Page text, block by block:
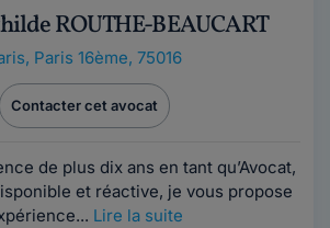
ROUTHE-BEAUCART
, Paris 16ème, 75016
Contacter cet avocat
de plus dix ans en tant qu’Avocat,
et réactive, je vous propose
Lire la suite